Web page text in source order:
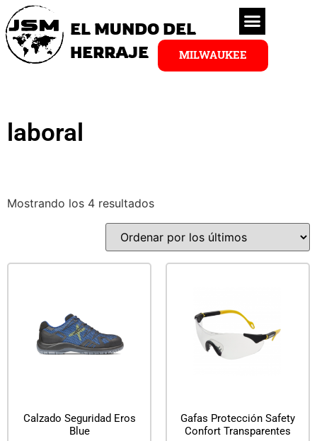
EL MUNDO DEL
HERRAJE
MILWAUKEE
laboral
Mostrando los 4 resultados
Calzado Seguridad Eros
Blue
Gafas Protección Safety
Confort Transparentes